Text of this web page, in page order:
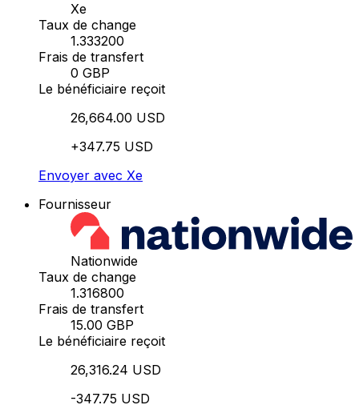
Xe
Taux de change
1.333200
Frais de transfert
0 GBP
Le bénéficiaire reçoit
26,664.00 USD
+347.75 USD
Envoyer avec Xe
Fournisseur
Nationwide
Taux de change
1.316800
Frais de transfert
15.00 GBP
Le bénéficiaire reçoit
26,316.24 USD
-347.75 USD